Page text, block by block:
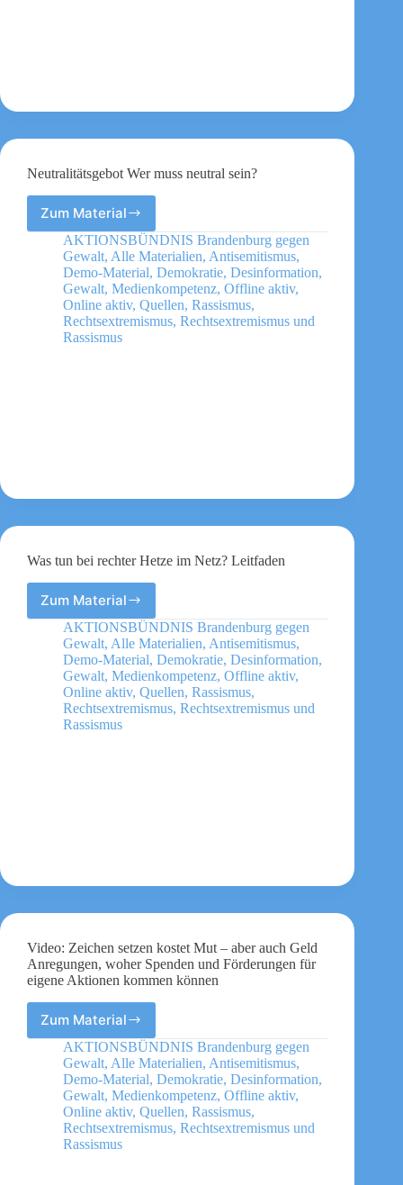
Neutralitätsgebot Wer muss neutral sein?
Zum MaterialNeutralitätsgebot
Wer
muss
neutral
sein?
AKTIONSBÜNDNIS Brandenburg gegen
Gewalt, Alle Materialien, Antisemitismus,
Demo-Material, Demokratie, Desinformation,
Gewalt, Medienkompetenz, Offline aktiv,
Online aktiv, Quellen, Rassismus,
Rechtsextremismus, Rechtsextremismus und
Rassismus
Was tun bei rechter Hetze im Netz? Leitfaden
Zum Material
Was
tun
bei
rechter
Hetze
im
Netz?
Leitfaden
AKTIONSBÜNDNIS Brandenburg gegen
Gewalt, Alle Materialien, Antisemitismus,
Demo-Material, Demokratie, Desinformation,
Gewalt, Medienkompetenz, Offline aktiv,
Online aktiv, Quellen, Rassismus,
Rechtsextremismus, Rechtsextremismus und
Rassismus
Video: Zeichen setzen kostet Mut – aber auch Geld
Anregungen, woher Spenden und Förderungen für
eigene Aktionen kommen können
Zum Material
Video:
Zeichen
setzen
kostet
Mut
–
aber
auch
AKTIONSBÜNDNIS Brandenburg gegen
Gewalt, Alle Materialien, Antisemitismus,
Demo-Material, Demokratie, Desinformation,
Gewalt, Medienkompetenz, Offline aktiv,
Online aktiv, Quellen, Rassismus,
Rechtsextremismus, Rechtsextremismus und
Rassismus